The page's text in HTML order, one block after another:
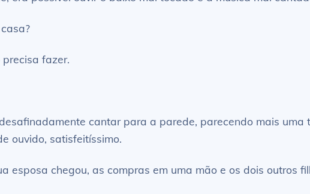
fazer.
cantar para a parede, parecendo mais
ouvido, satisfeitíssimo.
esposa chegou, as compras em uma mão e os dois outros